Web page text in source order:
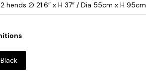
2 hends ∅ 21.6″ x H 37″ / Dia 55cm x H 95cm
Black